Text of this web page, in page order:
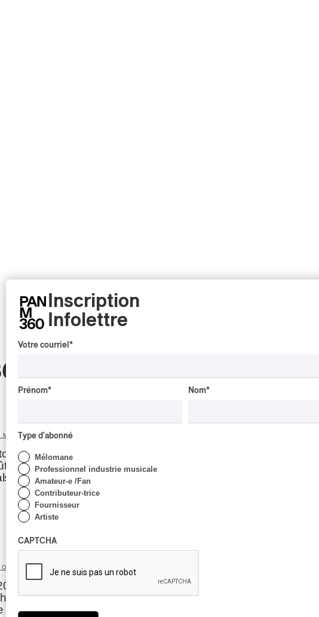
MUSIC
I
la
Présence Autochtone I
Inscription
Infolettre
Votre courriel *
Prénom* Nom*
Type d'abonné
Mélomane
Professionnel industrie musicale
Amateur-e /Fan
Contributeur-trice
Fournisseur
Artiste
CAPTCHA